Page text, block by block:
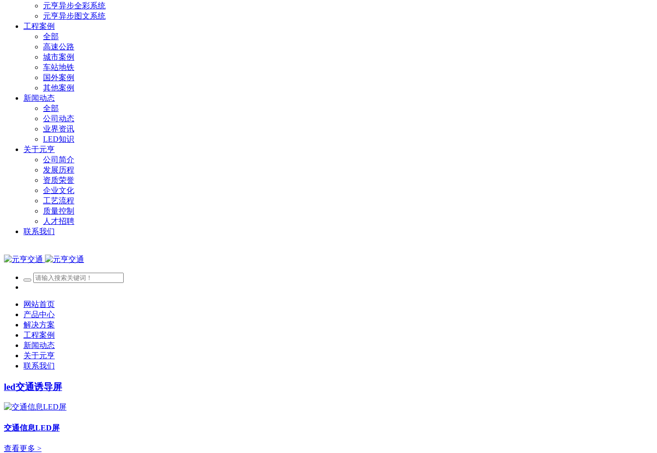
元亨异步全彩系统
元亨异步图文系统
工程案例
全部
高速公路
城市案例
车站地铁
国外案例
其他案例
新闻动态
全部
公司动态
业界资讯
LED知识
关于元亨
公司简介
发展历程
资质荣誉
企业文化
工艺流程
质量控制
人才招聘
联系我们
网站首页
产品中心
解决方案
工程案例
新闻动态
关于元亨
联系我们
led交通诱导屏
交通信息LED屏
查看更多 >